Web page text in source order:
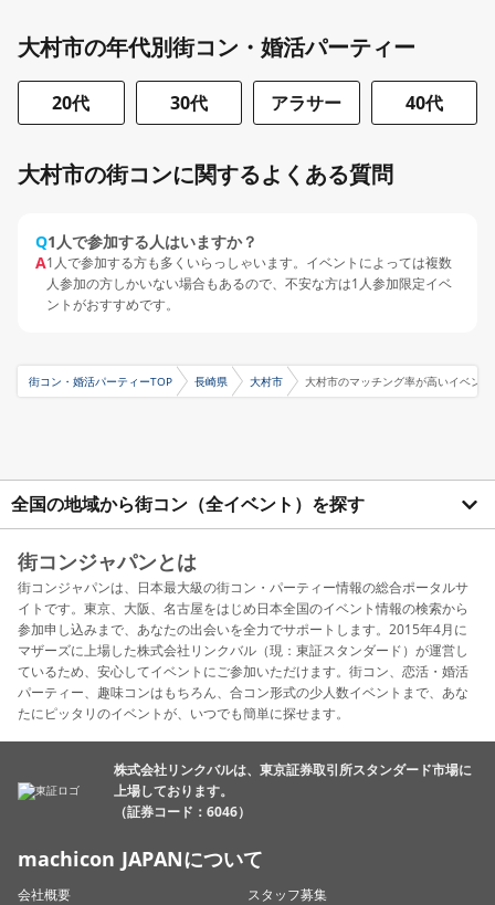
大村市の年代別街コン・婚活パーティー
20代 30代 アラサー 40代
大村市の街コンに関するよくある質問
Q1人で参加する人はいますか？
A1人で参加する方も多くいらっしゃいます。イベントによっては複数
人参加の方しかいない場合もあるので、不安な方は1人参加限定イベ
ントがおすすめです。
街コン・婚活パーティーTOP 長崎県 大村市 大村市のマッチング率が高いイベント
全国の地域から街コン（全イベント）を探す
街コンジャパンとは
街コンジャパンは、日本最大級の街コン・パーティー情報の総合ポータルサ
イトです。東京、大阪、名古屋をはじめ日本全国のイベント情報の検索から
参加申し込みまで、あなたの出会いを全力でサポートします。2015年4月に
マザーズに上場した株式会社リンクバル（現：東証スタンダード）が運営し
ているため、安心してイベントにご参加いただけます。街コン、恋活・婚活
パーティー、趣味コンはもちろん、合コン形式の少人数イベントまで、あな
たにピッタリのイベントが、いつでも簡単に探せます。
株式会社リンクバルは、東京証券取引所スタンダード市場に
上場しております。
（証券コード：6046）
machicon JAPANについて
会社概要
スタッフ募集